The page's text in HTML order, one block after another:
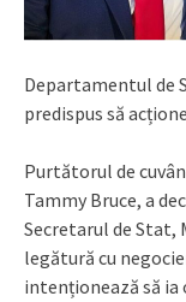
Departamentul de
predispus să
Purtătorul de
Tammy Bruce, a
Secretarul de Stat,
legătură cu
intenționează să ia